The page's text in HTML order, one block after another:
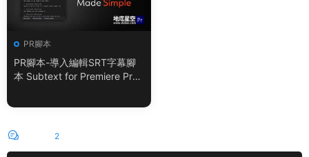
PR腳本
PR腳本-導入編輯SRT字幕腳
本 Subtext for Premiere Pro
2